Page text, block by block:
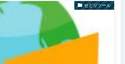
せどりツール